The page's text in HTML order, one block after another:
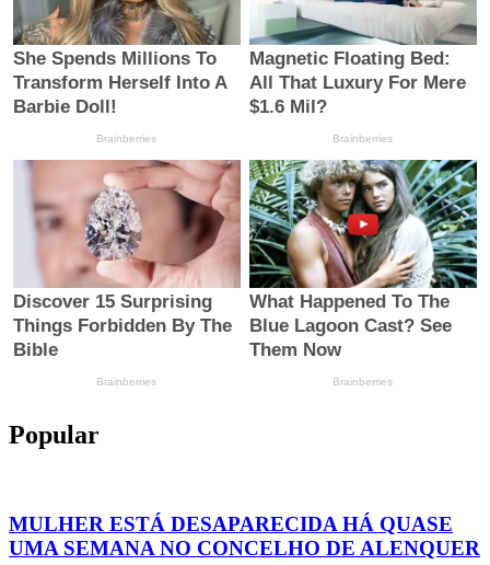
Popular
MULHER ESTÁ DESAPARECIDA HÁ QUASE
UMA SEMANA NO CONCELHO DE ALENQUER